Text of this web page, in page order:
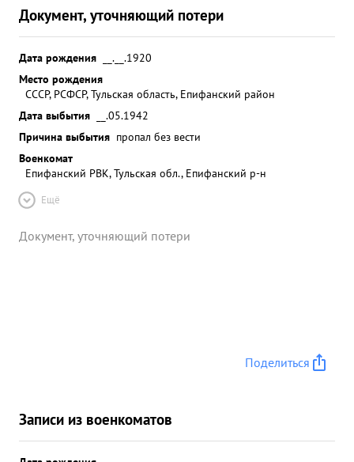
Документ, уточняющий потери
Дата рождения
__.__.1920
Место рождения
СССР, РСФСР, Тульская область, Епифанский район
Дата выбытия
__.05.1942
Причина выбытия пропал без вести
Военкомат
Епифанский РВК, Тульская обл., Епифанский р-н
Ещё
Документ, уточняющий потери
Поделиться
Записи из военкоматов